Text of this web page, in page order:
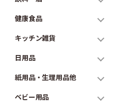
健康食品
キッチン雑貨
日用品
紙用品・生理用品他
ベビー用品